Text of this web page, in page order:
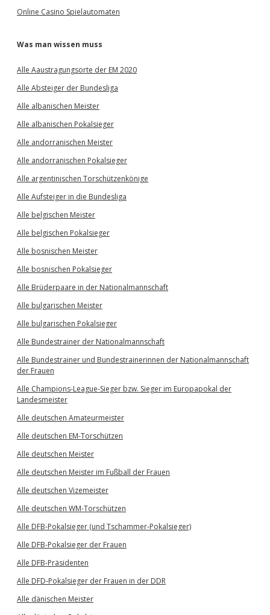
Online Casino Spielautomaten
Was man wissen muss
Alle Aaustragungsorte der EM 2020
Alle Absteiger der Bundesliga
Alle albanischen Meister
Alle albanischen Pokalsieger
Alle andorranischen Meister
Alle andorranischen Pokalsieger
Alle argentinischen Torschützenkönige
Alle Aufsteiger in die Bundesliga
Alle belgischen Meister
Alle belgischen Pokalsieger
Alle bosnischen Meister
Alle bosnischen Pokalsieger
Alle Brüderpaare in der Nationalmannschaft
Alle bulgarischen Meister
Alle bulgarischen Pokalsieger
Alle Bundestrainer der Nationalmannschaft
Alle Bundestrainer und Bundestrainerinnen der Nationalmannschaft
der Frauen
Alle Champions-League-Sieger bzw. Sieger im Europapokal der
Landesmeister
Alle deutschen Amateurmeister
Alle deutschen EM-Torschützen
Alle deutschen Meister
Alle deutschen Meister im Fußball der Frauen
Alle deutschen Vizemeister
Alle deutschen WM-Torschützen
Alle DFB-Pokalsieger (und Tschammer-Pokalsieger)
Alle DFB-Pokalsieger der Frauen
Alle DFB-Präsidenten
Alle DFD-Pokalsieger der Frauen in der DDR
Alle dänischen Meister